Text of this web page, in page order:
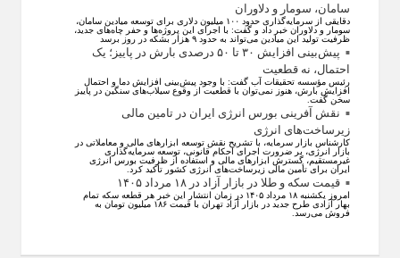
سامان، سومار و دلاوران
دقایقی از سرمایه‌گذاری حدود ۱۰۰ میلیون دلاری برای توسعه میادین سامان،
سومار و دلاوران خبر داد و گفت: با اجرای این پروژه‌ها و حفر چاه‌های جدید،
ظرفیت تولید این میادین می‌تواند به حدود ۹ هزار بشکه در روز برسد
پیش‌بینی افزایش ۳۰ تا ۵۰ درصدی بارش در پاییز؛ یک
احتمال، نه قطعیت
رئیس مؤسسه تحقیقات آب گفت: با وجود پیش‌بینی افزایش دما و احتمال
افزایش بارش، هنوز نمی‌توان با قطعیت از وقوع سیلاب‌های سنگین در پاییز
سخن گفت.
نقش آفرینی بورس انرژی ایران در تامین مالی
زیرساخت‌های انرژی
کارشناس بازار سرمایه، با تشریح نقش توسعه ابزار‌های مالی و معاملاتی در
بازار انرژی، بر ضرورت اجرای احکام قانونی، توسعه سرمایه‌گذاری
غیرمستقیم، گسترش ابزار‌های مالی و استفاده از ظرفیت بورس انرژی
ایران برای تأمین مالی زیرساخت‌های انرژی کشور تأکید کرد.
قیمت سکه و طلا در بازار آزاد در ۱۸ مرداد ۱۴۰۵
امروز یکشنبه ۱۸ مرداد ۱۴۰۵ در زمان انتشار این خبر هر قطعه سکه تمام
بهار آزادی طرح جدید در بازار آزاد تهران با قیمت ۱۸۶ میلیون تومان به
فروش می‌رسد.